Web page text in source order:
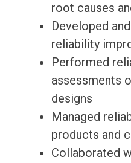
root causes
Developed
reliability
Performed
assessments
designs
Managed
products and
Collaborated